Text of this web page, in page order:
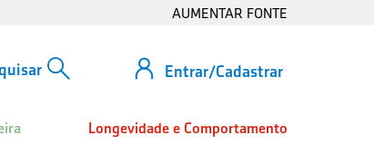
AUMENTAR FONTE
Entrar/Cadastrar
Longevidade e Comportamento